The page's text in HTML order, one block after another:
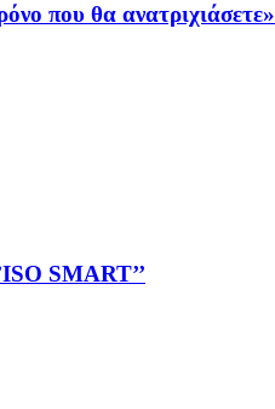
που θα ανατριχιάσετε»
SMART’’